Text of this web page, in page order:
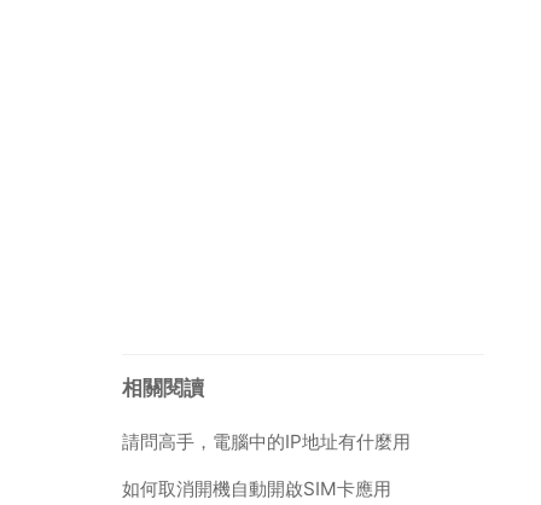
相關閱讀
請問高手，電腦中的IP地址有什麼用
如何取消開機自動開啟SIM卡應用